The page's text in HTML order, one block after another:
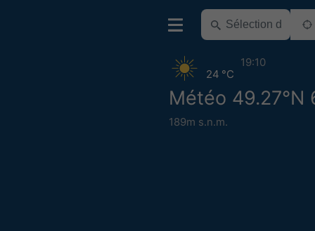
Météo 49.27°N
189m s.n.m.
24 °C
19:10